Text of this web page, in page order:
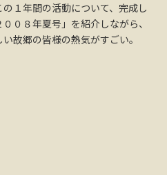
１年間の活動について、完成し
０８年夏号」を紹介しながら、
故郷の皆様の熱気がすごい。